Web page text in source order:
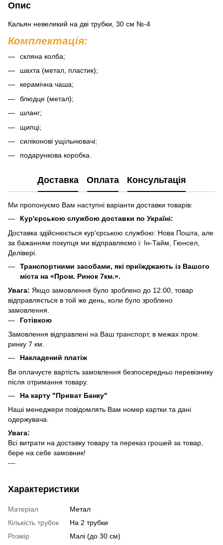
Опис
Кальян невеликий на дві трубки, 30 см №-4
Комплектація:
скляна колба;
шахта (метал, пластик);
керамічна чаша;
блюдце (метал);
шланг;
щипці;
силіконові ущільнювачі;
подарункова коробка.
Доставка Оплата Консультація
Ми пропонуємо Вам наступні варіанти доставки товарів:
Кур'єрською службою доставки по Україні:
Доставка здійснюється кур'єрською службою: Нова Пошта, але
за бажанням покупця ми відправляємо і: Ін-Тайм, Гюнсел,
Делівері.
Транспортними засобами, які приїжджають із Вашого
міста на «Пром. Ринок 7км.».
Увага: Якщо замовлення було зроблено до 12.00, товар
відправляється в той же день, коли було зроблено
замовлення.
Готівкою
Замовлення відправлені на Ваш транспорт, в межах пром.
ринку 7 км.
Накладений платіж
Ви оплачуєте вартість замовлення безпосередньо перевізнику
після отримання товару.
На карту "Приват Банку"
Наші менеджери повідомлять Вам номер картки та дані
одержувача.
Увага:
Всі витрати на доставку товару та переказ грошей за товар,
бере на себе замовник!
---
Характеристики
Матеріал
Метал
Кількість трубок
На 2 трубки
Розмір
Малі (до 30 см)